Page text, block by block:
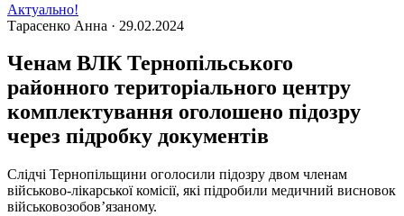
Актуально!
Тарасенко Анна · 29.02.2024
Ченам ВЛК Тернопільського
районного територіального центру
комплектування оголошено підозру
через підробку документів
Слідчі Тернопільщини оголосили підозру двом членам
військово-лікарської комісії, які підробили медичний висновок
військовозобов’язаному.